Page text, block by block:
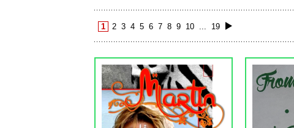
1 2 3 4 5 6 7 8 9 10 ... 19